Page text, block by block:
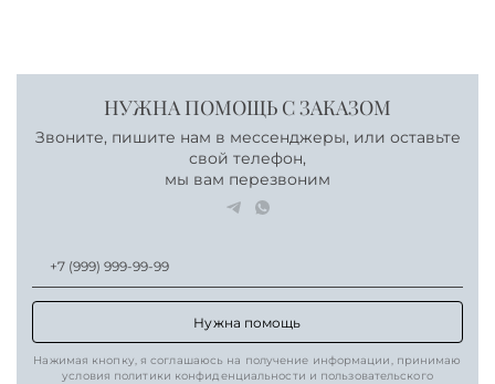
НУЖНА ПОМОЩЬ С ЗАКАЗОМ
Звоните, пишите нам в мессенджеры, или оставьте
свой телефон,
мы вам перезвоним
Нужна помощь
Нажимая кнопку, я соглашаюсь на получение информации, принимаю
условия политики конфиденциальности и пользовательского